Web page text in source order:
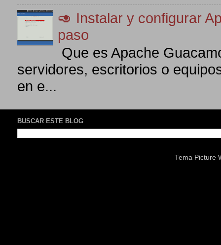
🥑 Instalar y configurar
paso
Que es Apache
servidores, escritorios o
en e...
BUSCAR ESTE BLOG
Tema Picture